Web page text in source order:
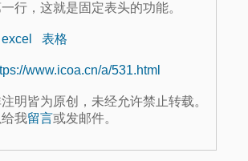
行，这就是固定表头的功能。
excel 表格
www.icoa.cn/a/531.html
明皆为原创，未经允许禁止转载。
我留言或发邮件。